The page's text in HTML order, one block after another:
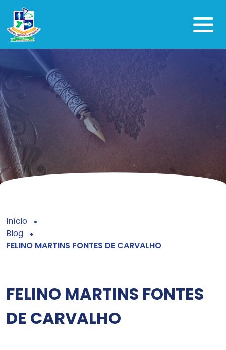
Início
Blog
FELINO MARTINS FONTES DE CARVALHO
FELINO MARTINS FONTES
DE CARVALHO